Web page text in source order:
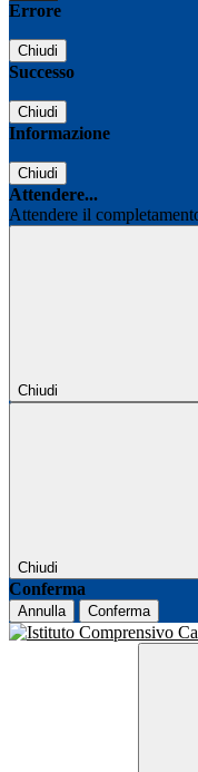
Errore
Chiudi
Successo
Chiudi
Informazione
Chiudi
Attendere...
Attendere il
Chiudi
Chiudi
Conferma
Annulla Conferma